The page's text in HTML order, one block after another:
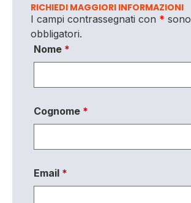
RICHIEDI MAGGIORI INFORMAZIONI
I campi contrassegnati con * sono
obbligatori.
Nome *
Cognome *
Email *